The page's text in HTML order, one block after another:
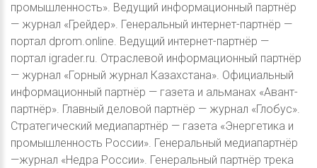
промышленность». Ведущий информационный партнёр
— журнал «Грейдер». Генеральный интернет-партнёр —
портал dprom.online. Ведущий интернет-партнёр —
портал igrader.ru. Отраслевой информационный партнёр
— журнал «Горный журнал Казахстана». Официальный
информационный партнёр — газета и альманах «Авант-
партнёр». Главный деловой партнёр — журнал «Глобус».
Стратегический медиапартнёр — газета «Энергетика и
промышленность России». Генеральный медиапартнёр
—журнал «Недра России». Генеральный партнёр трека